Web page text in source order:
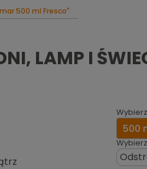
500 ml Fresco"
LAMP I
500